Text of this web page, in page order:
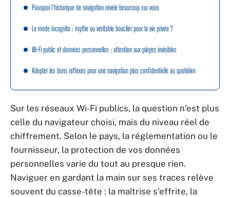
Pourquoi l’historique de navigation révèle beaucoup sur vous
Le mode incognito : mythe ou véritable bouclier pour la vie privée ?
Wi-Fi public et données personnelles : attention aux pièges invisibles
Adopter les bons réflexes pour une navigation plus confidentielle au quotidien
Sur les réseaux Wi-Fi publics, la question n’est plus
celle du navigateur choisi, mais du niveau réel de
chiffrement. Selon le pays, la réglementation ou le
fournisseur, la protection de vos données
personnelles varie du tout au presque rien.
Naviguer en gardant la main sur ses traces relève
souvent du casse-tête : la maîtrise s’effrite, la